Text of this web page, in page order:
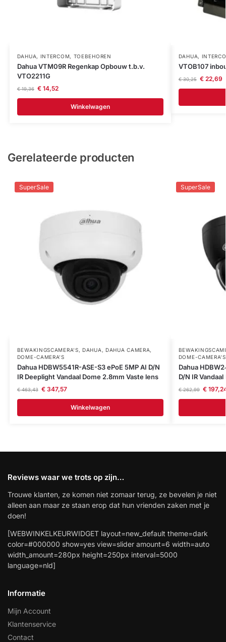
DAHUA, INTERCOM, TOEBEHOREN
Dahua VTM09R Regenkap Opbouw t.b.v.
VTO2211G
€19,36 €14,52
Winkelwagen
DAHUA,
VTOB107
€30,25 €22,69
Gerelateerde producten
SuperSale
BEWAKINGSCAMERA'S,DAHUA , DAHUA CAMERA,
DOME-CAMERA’S
Dahua HDBW5541R-ASE-S3 ePoE 5MP AI D/N
IR Deeplight Vandaal Dome 2.8mm Vaste lens
€463,43 €347,57
Winkelwagen
SuperSale
DOME-CAMERA’S
Dahua
D/N IR
€262,99 €
Reviews waar we trots op zijn…
Trouwe klanten, ze komen niet zomaar terug, ze bevelen je niet
alleen aan maar ze staan erop dat hun vrienden zaken met je
doen!
[WEBWINKELKEURWIDGET layout=new_default theme=dark
color=#000000 show=yes view=slider amount=6 width=auto
width_amount=280px height=250px interval=5000
language=nld]
Informatie
Mijn Account
Klantenservice
Contact